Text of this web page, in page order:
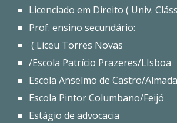
Licenciado em Direito ( Univ.
Prof. ensino secundário:
( Liceu Torres Novas
/Escola Patrício Prazeres/LIsboa
Escola Anselmo de Castro/Almada
Escola Pintor Columbano/Feijó
Estágio de advocacia